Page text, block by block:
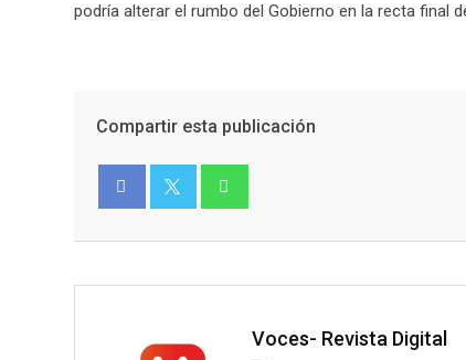
podría alterar el rumbo del Gobierno en la recta final
Compartir esta publicación
Voces- Revista Digital